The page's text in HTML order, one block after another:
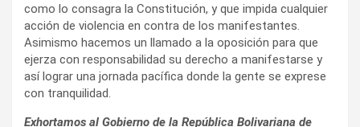
como lo consagra la Constitución, y que impida cualquier
acción de violencia en contra de los manifestantes.
Asimismo hacemos un llamado a la oposición para que
ejerza con responsabilidad su derecho a manifestarse y
así lograr una jornada pacífica donde la gente se exprese
con tranquilidad.
Exhortamos al Gobierno de la República Bolivariana de